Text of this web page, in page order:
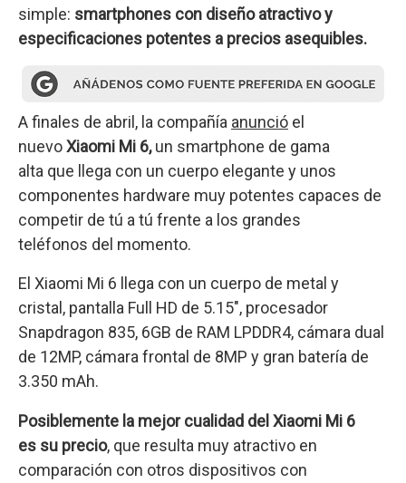
simple: smartphones con diseño atractivo y
especificaciones potentes a precios asequibles.
A finales de abril, la compañía anunció el
nuevoXiaomi Mi 6,un smartphone de gama
alta que llega con un cuerpo elegante y unos
componentes hardware muy potentes capaces de
competir de tú a tú frente a los grandes
teléfonos del momento.
El Xiaomi Mi 6 llega con un cuerpo de metal y
cristal, pantalla Full HD de 5.15″, procesador
Snapdragon 835, 6GB de RAM LPDDR4, cámara dual
de 12MP, cámara frontal de 8MP y gran batería de
3.350 mAh.
Posiblemente la mejor cualidad del Xiaomi Mi 6
es su precio, que resulta muy atractivo en
comparación con otros dispositivos con